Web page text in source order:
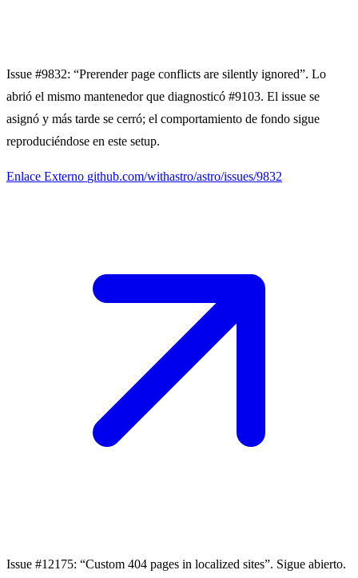
Issue #9832: “Prerender page conflicts are silently ignored”. Lo
abrió el mismo mantenedor que diagnosticó #9103. El issue se
asignó y más tarde se cerró; el comportamiento de fondo sigue
reproduciéndose en este setup.
Enlace Externo github.com/withastro/astro/issues/9832
Issue #12175: “Custom 404 pages in localized sites”. Sigue abierto.